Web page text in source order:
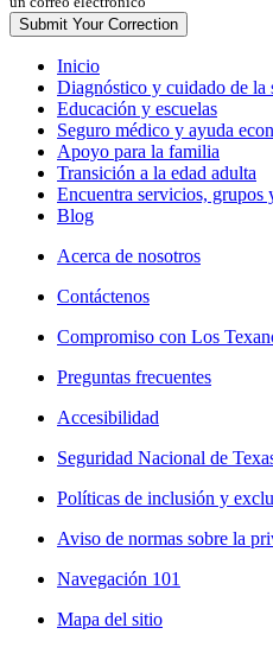
Inicio
Diagnóstico y cuidado de la
Educación y escuelas
Seguro médico y ayuda
Apoyo para la familia
Transición a la edad adulta
Encuentra servicios, grupos
Blog
Acerca de nosotros
Contáctenos
Compromiso con Los
Preguntas frecuentes
Accesibilidad
Seguridad Nacional de
Políticas de inclusión y
Aviso de normas sobre la
Navegación 101
Mapa del sitio